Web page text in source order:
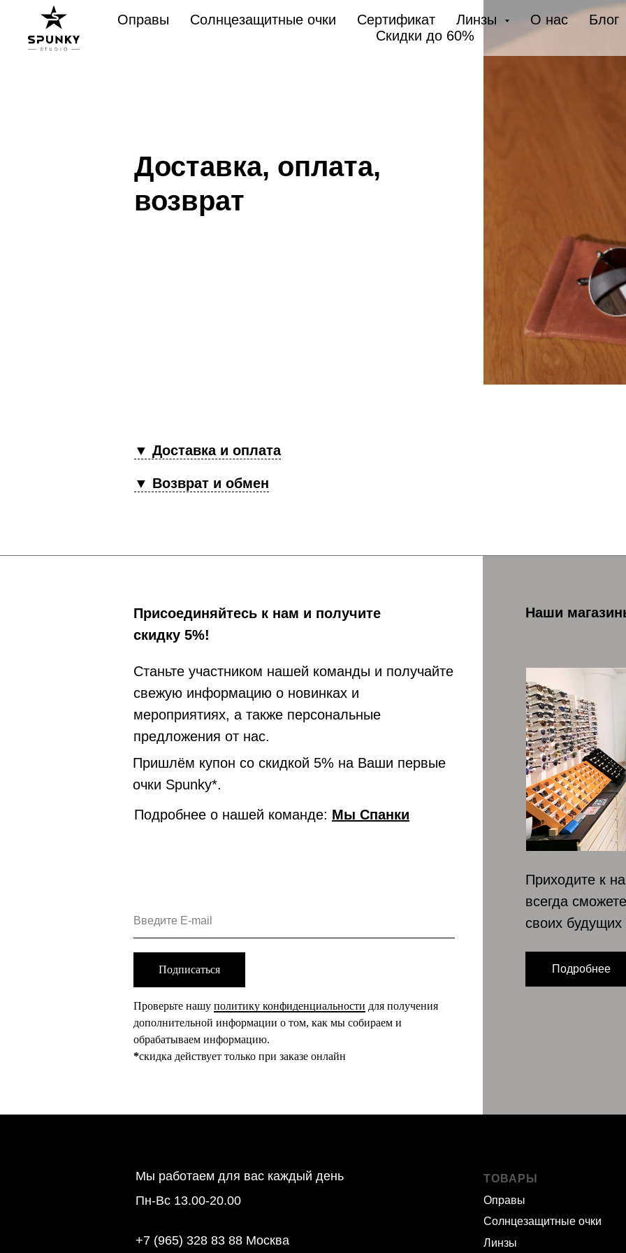
Оправы Солнцезащитные очки Сертификат Линзы О нас
Блог
Скидки до 60%
Доставка, оплата,
возврат
▼ Доставка и оплата
▼ Возврат и обмен
Присоединяйтесь к нам и получите
скидку 5%!
Станьте участником нашей команды и получайте
свежую информацию о новинках и
мероприятиях, а также персональные
предложения от нас.
Наши
Подписаться
Проверьте нашу политику конфиденциальности для получения
дополнительной информации о том, как мы собираем и
обрабатываем информацию.
*скидка действует только при заказе онлайн
Приходите к
всегда
своих будущих
Подробнее
Пришлём купон со скидкой 5% на Ваши первые
очки Spunky*.
Подробнее о нашей команде: Мы Спанки
ТОВАРЫ
Оправы
Мы работаем для вас каждый день
Пн-Вс 13.00-20.00
+7 (965) 328 83 88 Москва
Солнцезащитные очки
Линзы